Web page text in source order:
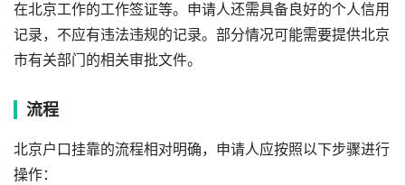
在北京工作的工作签证等。申请人还需具备良好的个人信用
记录，不应有违法违规的记录。部分情况可能需要提供北京
市有关部门的相关审批文件。
流程
北京户口挂靠的流程相对明确，申请人应按照以下步骤进行
操作：